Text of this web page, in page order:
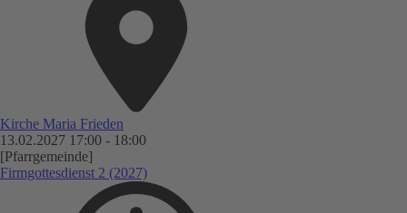
Kirche Maria Frieden
13.02.2027 17:00 - 18:00
[Pfarrgemeinde]
Firmgottesdienst 2 (2027)